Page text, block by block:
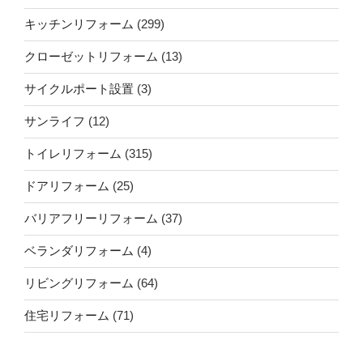
キッチンリフォーム (299)
クローゼットリフォーム (13)
サイクルポート設置 (3)
サンライフ (12)
トイレリフォーム (315)
ドアリフォーム (25)
バリアフリーリフォーム (37)
ベランダリフォーム (4)
リビングリフォーム (64)
住宅リフォーム (71)